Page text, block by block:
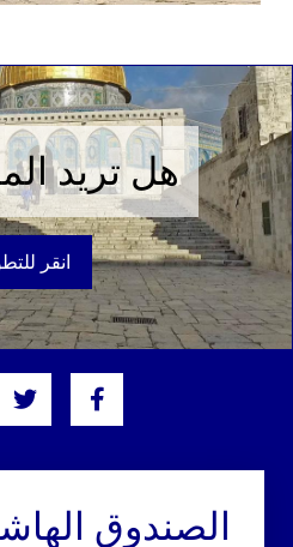
هل تريد
انقر
الصندوق